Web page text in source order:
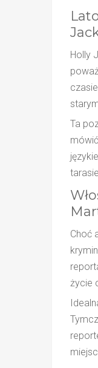
Holly
Ta
Choć
życie